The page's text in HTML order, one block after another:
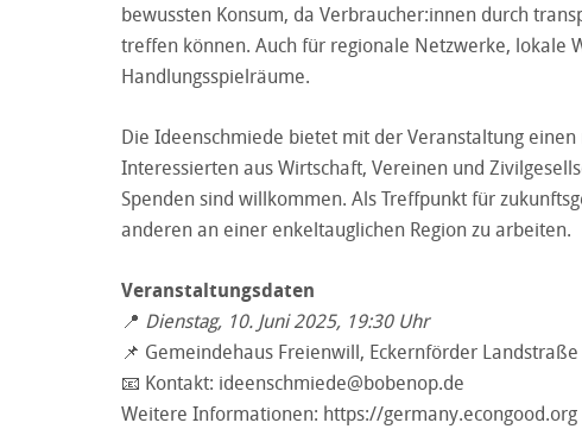
bewussten Konsum, da Verbraucher:innen durch
treffen können. Auch für regionale Netzwerke, lokale
Handlungsspielräume.
Die Ideenschmiede bietet mit der Veranstaltung
Interessierten aus Wirtschaft, Vereinen und
Spenden sind willkommen. Als Treffpunkt für
anderen an einer enkeltauglichen Region zu arbeiten.
Veranstaltungsdaten
📍 Dienstag, 10. Juni 2025, 19:30 Uhr
📌 Gemeindehaus Freienwill, Eckernförder Landstraße
📧 Kontakt: ideenschmiede@bobenop.de
Weitere Informationen: https://germany.econgood.org